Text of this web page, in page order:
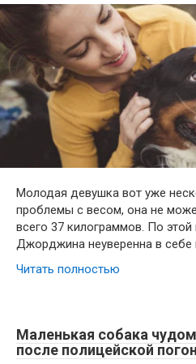
Молодая девушка вот уже
проблемы с весом, она не
всего 37 килограммов. По этой
Джорджина неуверенна в себе
Читать полностью
Маленькая собака
после полицейской